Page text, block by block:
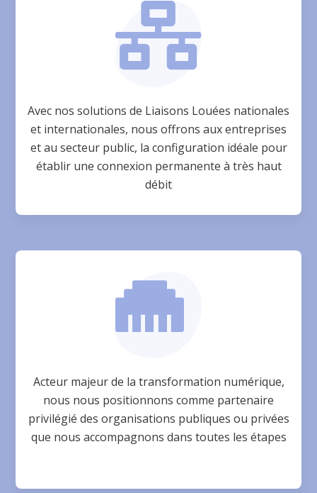

Avec nos solutions de Liaisons Louées nationales
et internationales, nous offrons aux entreprises
et au secteur public, la configuration idéale pour
établir une connexion permanente à très haut
débit

Acteur majeur de la transformation numérique,
nous nous positionnons comme partenaire
privilégié des organisations publiques ou privées
que nous accompagnons dans toutes les étapes